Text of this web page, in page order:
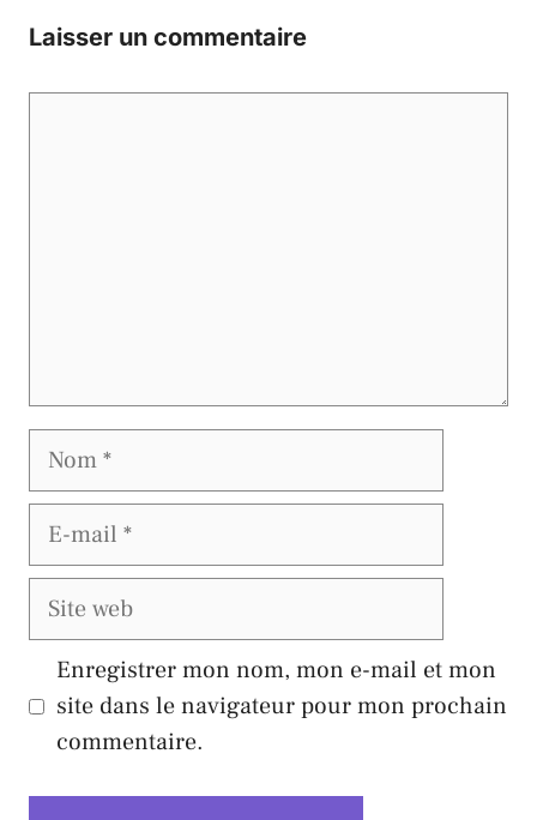
Laisser un commentaire
Nom
E-
Site
Enregistrer mon nom, mon e-mail et mon
site dans le navigateur pour mon prochain
commentaire.